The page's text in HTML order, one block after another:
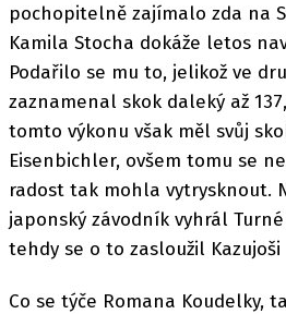
pochopitelně zajímalo zda na
Kamila Stocha dokáže letos
Podařilo se mu to, jelikož ve
zaznamenal skok daleký až
tomto výkonu však měl svůj
Eisenbichler, ovšem tomu se
radost tak mohla vytrysknout.
japonský závodník vyhrál Turné
tehdy se o to zasloužil Kazujoši
Co se týče Romana Koudelky,